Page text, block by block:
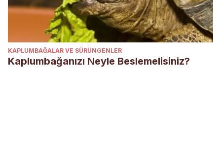
KAPLUMBAĞALAR VE SÜRÜNGENLER
Kaplumbağanızı Neyle Beslemelisiniz?